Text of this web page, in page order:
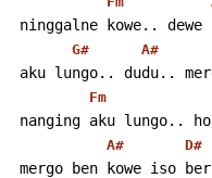
ninggalne kowe.. dewe
G# A#
aku lungo.. dudu..
Fm
nanging aku lungo..
A# D#
mergo ben kowe iso